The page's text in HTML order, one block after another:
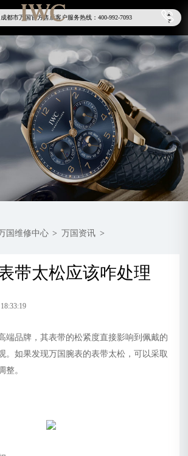
▲
▼
都市万国官方售后客户服务热线：400-992-7093
万国售后服务中心最新网点地址：
成都市锦江区人民东路6号SAC东原中心写字楼24层2406B室（需提前预约）
四川省成都市锦江区人民东路6号SAC东原中心24层2406B室万国售后服务中心（需提前预约）
营业！
国维修中心 > 万国资讯 >
带太松应该咋处理
品牌，其表带的松紧度直接影响到佩戴的
。如果发现万国腕表的表带太松，可以采取
整。